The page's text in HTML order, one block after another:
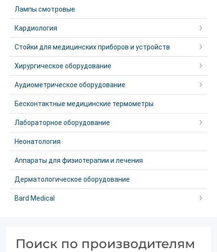
Лампы смотровые
Кардиология
Стойки для медицинских приборов и устройств
Хирургическое оборудование
Аудиометрическое оборудование
Бесконтактные медицинские термометры
Лабораторное оборудование
Неонатология
Аппараты для физиотерапии и лечения
Дерматологическое оборудование
Bard Medical
Поиск по производителям